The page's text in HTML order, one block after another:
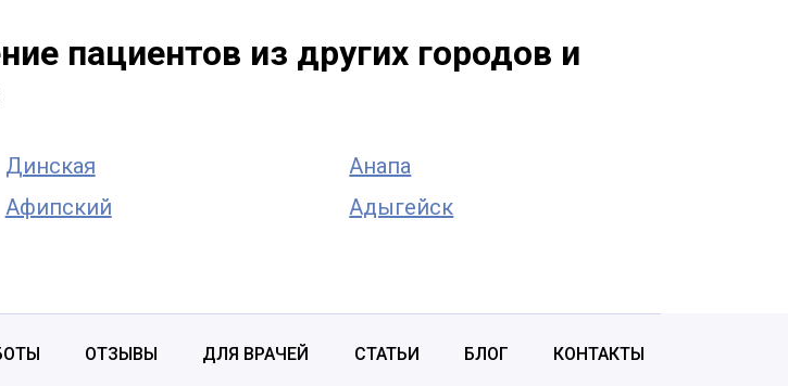
пациентов из других городов и
Динская
Анапа
Афипский Адыгейск
ОТЗЫВЫ ДЛЯ ВРАЧЕЙ СТАТЬИ БЛОГ КОНТАКТЫ